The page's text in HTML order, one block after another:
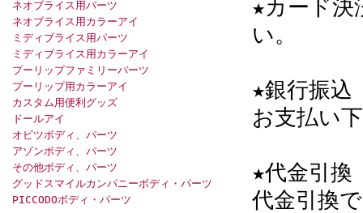
ネオブライス用パーツ
ネオブライス用カラーアイ
ミディブライス用パーツ
ミディブライス用カラーアイ
プーリップファミリーパーツ
プーリップ用カラーアイ
カスタム用便利グッズ
ドールアイ
オビツボディ、パーツ
アゾンボディ、パーツ
その他ボディ、パーツ
グッドスマイルカンパニーボディ・パーツ
PICCODOボディ・パーツ
★カード決
い。
★銀行振
お支払い
★代金引換
代金引換